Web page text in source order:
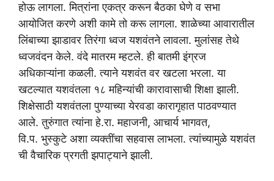
होऊ लागला. मित्रांना एकत्र करून बैठका घेणे व सभा
आयोजित करणे अशी कामे तो करू लागला. शाळेच्या आवारातील
लिंबाच्या झाडावर तिरंगा ध्वज यशवंतने लावला. मुलांसह तेथे
ध्वजवंदन केले. वंदे मातरम म्हटले. ही बातमी इंग्रज
अधिकाऱ्यांना कळली. त्याने यशवंत वर खटला भरला. या
खटल्यात यशवंतला १८ महिन्यांची कारावासाची शिक्षा झाली.
शिक्षेसाठी यशवंतला पुण्याच्या येरवडा कारागृहात पाठवण्यात
आले. तुरुंगात त्यांना हे.रा. महाजनी, आचार्य भागवत,
वि.प. भुस्कुटे अशा व्यक्तींचा सहवास लाभला. त्यांच्यामुळे यशवंत
ची वैचारिक प्रगती झपाट्याने झाली.